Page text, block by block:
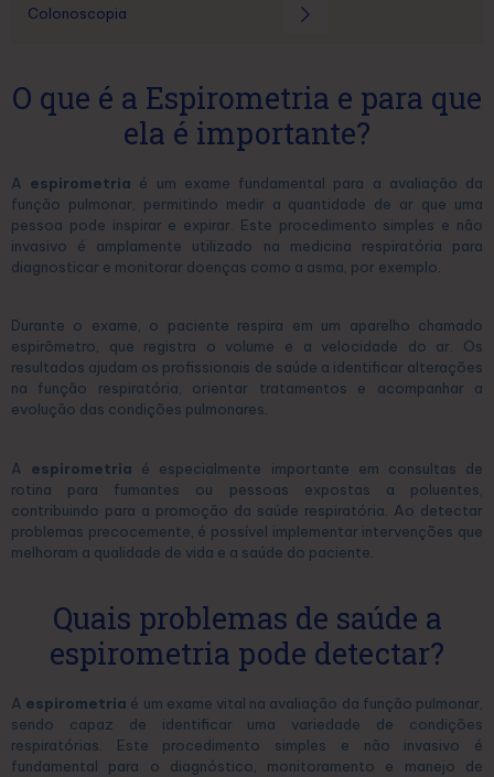
Colonoscopia
O que é a Espirometria e para que
ela é importante?
A espirometria é um exame fundamental para a avaliação da
função pulmonar, permitindo medir a quantidade de ar que uma
pessoa pode inspirar e expirar. Este procedimento simples e não
invasivo é amplamente utilizado na medicina respiratória para
diagnosticar e monitorar doenças como a asma, por exemplo.
Durante o exame, o paciente respira em um aparelho chamado
espirômetro, que registra o volume e a velocidade do ar. Os
resultados ajudam os profissionais de saúde a identificar alterações
na função respiratória, orientar tratamentos e acompanhar a
evolução das condições pulmonares.
A espirometria é especialmente importante em consultas de
rotina para fumantes ou pessoas expostas a poluentes,
contribuindo para a promoção da saúde respiratória. Ao detectar
problemas precocemente, é possível implementar intervenções que
melhoram a qualidade de vida e a saúde do paciente.
Quais problemas de saúde a
espirometria pode detectar?
A espirometria é um exame vital na avaliação da função pulmonar,
sendo capaz de identificar uma variedade de condições
respiratórias. Este procedimento simples e não invasivo é
fundamental para o diagnóstico, monitoramento e manejo de